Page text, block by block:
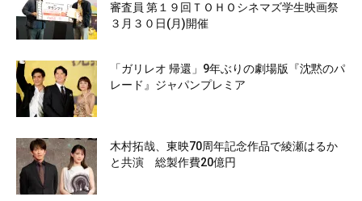
審査員 第１９回ＴＯＨＯシネマズ学生映画祭
３月３０日(月)開催
「ガリレオ 帰還」9年ぶりの劇場版『沈黙のパ
レード』ジャパンプレミア
木村拓哉、東映70周年記念作品で綾瀬はるか
と共演 総製作費20億円